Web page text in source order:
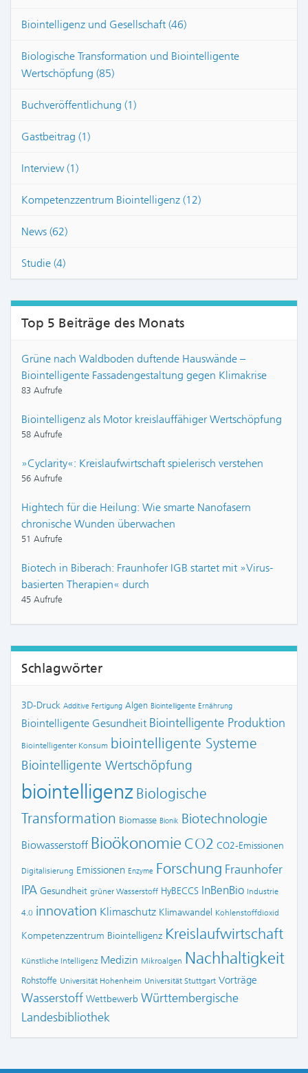
Biointelligenz und Gesellschaft (46)
Biologische Transformation und Biointelligente
Wertschöpfung (85)
Buchveröffentlichung (1)
Gastbeitrag (1)
Interview (1)
Kompetenzzentrum Biointelligenz (12)
News (62)
Studie (4)
Top 5 Beiträge des Monats
Grüne nach Waldboden duftende Hauswände –
Biointelligente Fassadengestaltung gegen Klimakrise
83 Aufrufe
Biointelligenz als Motor kreislauffähiger Wertschöpfung
58 Aufrufe
»Cyclarity«: Kreislaufwirtschaft spielerisch verstehen
56 Aufrufe
Hightech für die Heilung: Wie smarte Nanofasern
chronische Wunden überwachen
51 Aufrufe
Biotech in Biberach: Fraunhofer IGB startet mit »Virus-
basierten Therapien« durch
45 Aufrufe
Schlagwörter
3D-Druck Additive Fertigung Algen Biointelligente Ernährung
Biointelligente Gesundheit Biointelligente Produktion
Biointelligenter Konsum biointelligente Systeme
Biointelligente Wertschöpfung
biointelligenz Biologische
Transformation Biomasse Bionik Biotechnologie
Biowasserstoff Bioökonomie CO2 CO2-Emissionen
Digitalisierung Emissionen Enzyme Forschung Fraunhofer
IPA Gesundheit grüner Wasserstoff HyBECCS InBenBio Industrie
4.0 innovation Klimaschutz Klimawandel Kohlenstoffdioxid
Kompetenzzentrum Biointelligenz Kreislaufwirtschaft
Künstliche Intelligenz Medizin Mikroalgen Nachhaltigkeit
Rohstoffe Universität Hohenheim Universität Stuttgart Vorträge
Wasserstoff Wettbewerb Württembergische
Landesbibliothek